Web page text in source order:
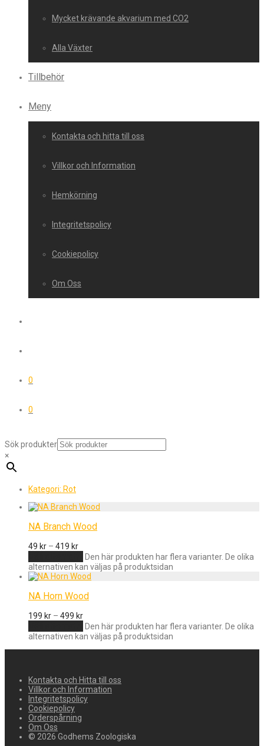
Mycket krävande akvarium med CO2
Alla Växter
Tillbehör
Meny
Kontakta och hitta till oss
Villkor och Information
Hemkörning
Integritetspolicy
Cookiepolicy
Om Oss
0
0
Sök produkter
×
Kategori: Rot
NA Branch Wood
49 kr – 419 kr
Den här produkten har flera varianter. De olika
alternativen kan väljas på produktsidan
NA Horn Wood
199 kr – 499 kr
Den här produkten har flera varianter. De olika
alternativen kan väljas på produktsidan
Kontakta och Hitta till oss
Villkor och Information
Integritetspolicy
Cookiepolicy
Orderspårning
Om Oss
© 2026 Godhems Zoologiska